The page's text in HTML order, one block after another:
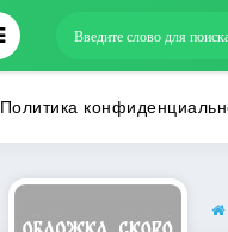
Политика